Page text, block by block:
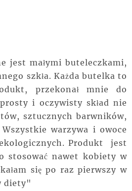
jest małymi buteleczkami,
szkła. Każda butelka to
przekonał mnie do
i oczywisty skład nie
sztucznych barwników,
warzywa i owoce
Produkt jest
stosować nawet kobiety w
się po raz pierwszy w
diety"